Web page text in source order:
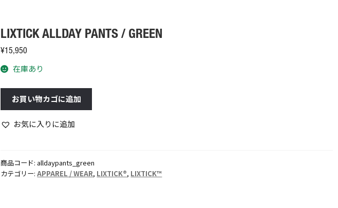
LIXTICK ALLDAY PANTS / GREEN
¥ 15,950
在庫あり
LIXTICK
ALLDAY
PANTS
お買い物カゴに追加
お気に入りに追加
商品コード:alldaypants_green
カテゴリー:APPAREL / WEAR, LIXTICK®, LIXTICK™